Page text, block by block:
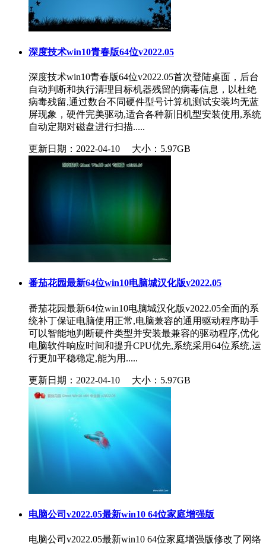
深度技术win10青春版64位v2022.05
深度技术win10青春版64位v2022.05首次登陆桌面，后台
自动判断和执行清理目标机器残留的病毒信息，以杜绝
病毒残留,通过数台不同硬件型号计算机测试安装均无蓝
屏现象，硬件完美驱动,适合各种新旧机型安装使用,系统
自动定期对磁盘进行扫描.....
更新日期：2022-04-10 大小：5.97GB
番茄花园最新64位win10电脑城汉化版v2022.05
番茄花园最新64位win10电脑城汉化版v2022.05全面的系
统补丁保证电脑使用正常,电脑兼容的通用驱动程序助手
可以智能地判断硬件类型并安装最兼容的驱动程序,优化
电脑软件响应时间和提升CPU优先,系统采用64位系统,运
行更加平稳稳定,能为用.....
更新日期：2022-04-10 大小：5.97GB
电脑公司v2022.05最新win10 64位家庭增强版
电脑公司v2022.05最新win10 64位家庭增强版修改了网络